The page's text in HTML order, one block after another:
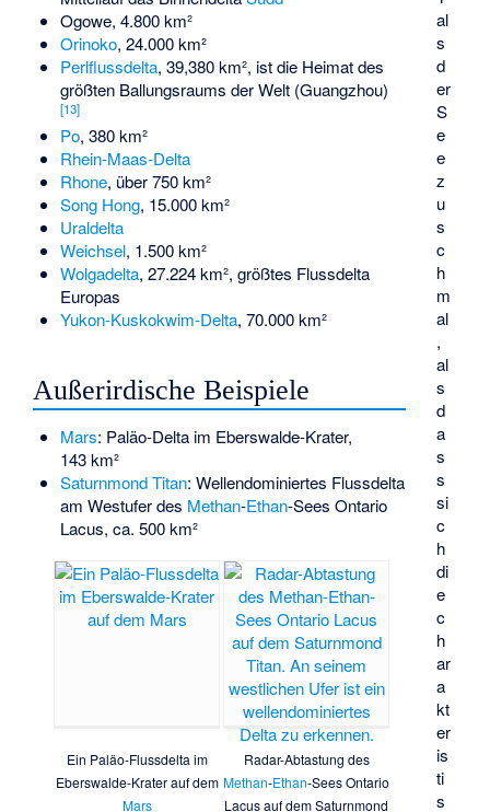
al
s
d
er
S
e
e
z
u
s
c
h
m
al
,
al
s
d
a
s
s
si
c
h
di
e
c
h
ar
a
kt
er
is
ti
s
Ogowe, 4.800 km²
Orinoko, 24.000 km²
Perlflussdelta, 39,380 km², ist die Heimat des
größten Ballungsraums der Welt (Guangzhou)
[13]
Po, 380 km²
Rhein-Maas-Delta
Rhone, über 750 km²
Song Hong, 15.000 km²
Uraldelta
Weichsel, 1.500 km²
Wolgadelta, 27.224 km², größtes Flussdelta
Europas
Yukon-Kuskokwim-Delta, 70.000 km²
Außerirdische Beispiele
Mars: Paläo-Delta im Eberswalde-Krater,
143 km²
Saturnmond Titan: Wellendominiertes Flussdelta
am Westufer des Methan-Ethan-Sees Ontario
Lacus, ca. 500 km²
Ein Paläo-Flussdelta im
Eberswalde-Kraterauf dem
Mars
Radar-Abtastung des
Methan-Ethan-SeesOntario
Lacusauf dem Saturnmond